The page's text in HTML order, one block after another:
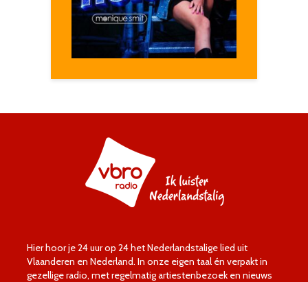
Hier hoor je 24 uur op 24 het Nederlandstalige lied uit
Vlaanderen en Nederland. In onze eigen taal én verpakt in
gezellige radio, met regelmatig artiestenbezoek en nieuws